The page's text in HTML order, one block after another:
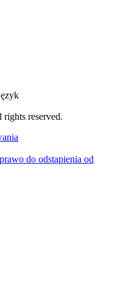
rights reserved.
do odstąpienia od